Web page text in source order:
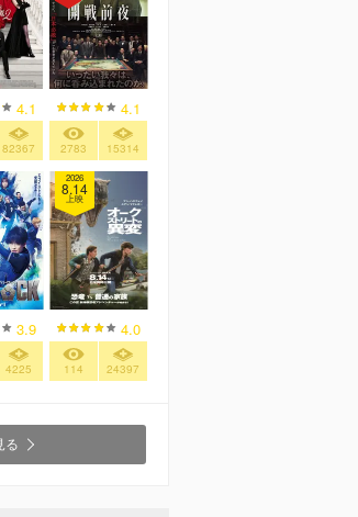
4.1
82367
4.1
2783 15314
3.9
4225
2026
8.14
上映
4.0
114 24397
る